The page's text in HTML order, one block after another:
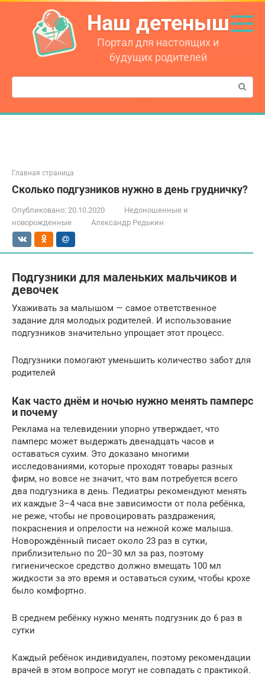
Перейти
контенту
Наш детеныш
Портал для настоящих и
будущих родителей
Поиск:
Главная страница
Сколько подгузников нужно в день грудничку?
Опубликовано: 20.10.2020
Недоношенные и
новорожденные
Александр Редькин
Подгузники для маленьких мальчиков и
девочек
Ухаживать за малышом — самое ответственное
задание для молодых родителей. И использование
подгузников значительно упрощает этот процесс.
Подгузники помогают уменьшить количество забот для
родителей
Как часто днём и ночью нужно менять памперс
и почему
Реклама на телевидении упорно утверждает, что
памперс может выдержать двенадцать часов и
оставаться сухим. Это доказано многими
исследованиями, которые проходят товары разных
фирм, но вовсе не значит, что вам потребуется всего
два подгузника в день. Педиатры рекомендуют менять
их каждые 3–4 часа вне зависимости от пола ребёнка,
не реже, чтобы не провоцировать раздражения,
покраснения и опрелости на нежной коже малыша.
Новорождённый писает около 23 раз в сутки,
приблизительно по 20–30 мл за раз, поэтому
гигиеническое средство должно вмещать 100 мл
жидкости за это время и оставаться сухим, чтобы крохе
было комфортно.
В среднем ребёнку нужно менять подгузник до 6 раз в
сутки
Каждый ребёнок индивидуален, поэтому рекомендации
врачей в этом вопросе могут не совпадать с практикой.